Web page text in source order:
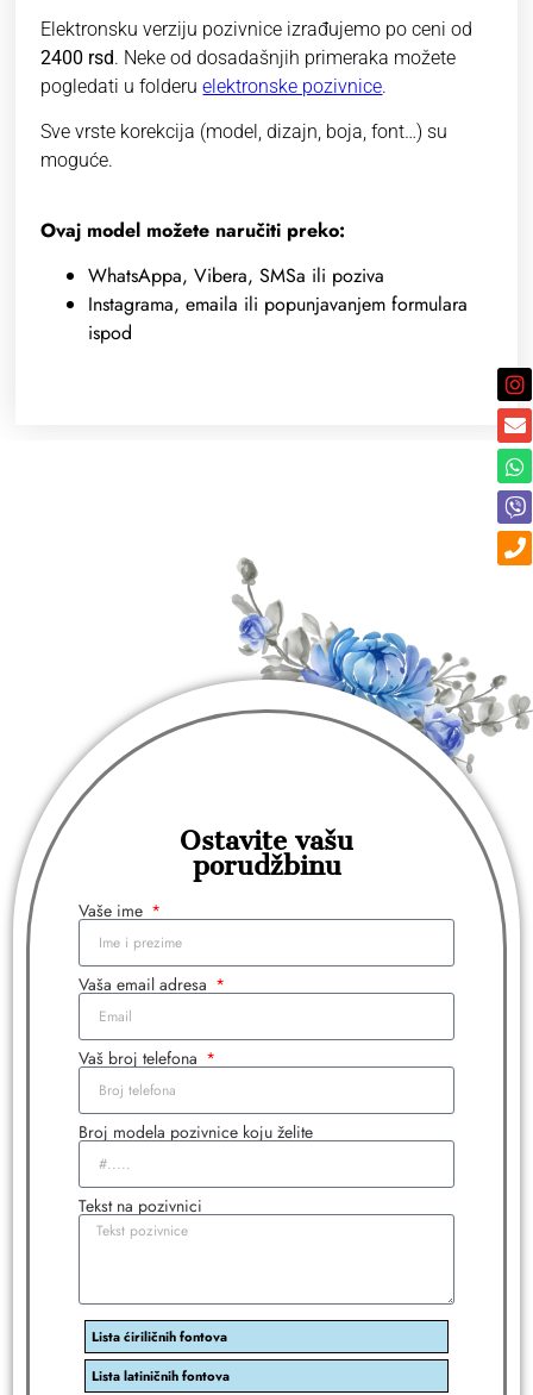
Elektronsku verziju pozivnice izrađujemo po ceni od
2400 rsd. Neke od dosadašnjih primeraka možete
pogledati u folderuelektronske pozivnice.
Sve vrste korekcija (model, dizajn, boja, font…) su
moguće.
Ovaj model možete naručiti preko:
WhatsAppa, Vibera, SMSa ili poziva
Instagrama, emaila ili popunjavanjem formulara
ispod
Ostavite vašu
porudžbinu
Vaše ime
Vaša email adresa
Vaš broj telefona
Broj modela pozivnice koju želite
Tekst na pozivnici
Lista ćiriličnih fontova
Lista latiničnih fontova